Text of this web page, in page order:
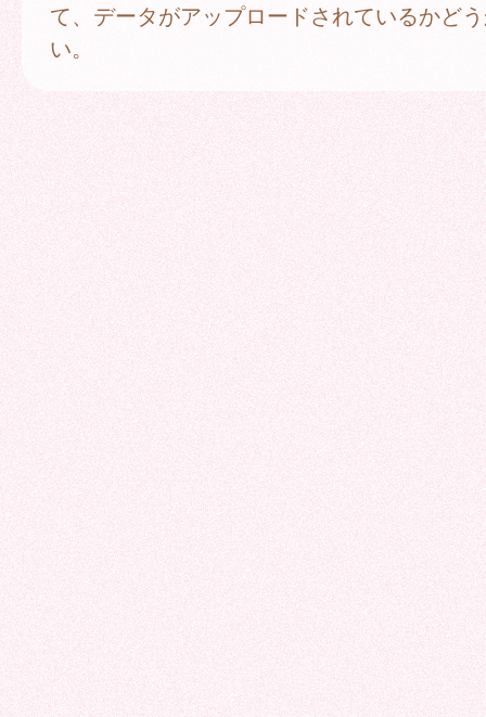
て、データがアップロードされているかど
い。